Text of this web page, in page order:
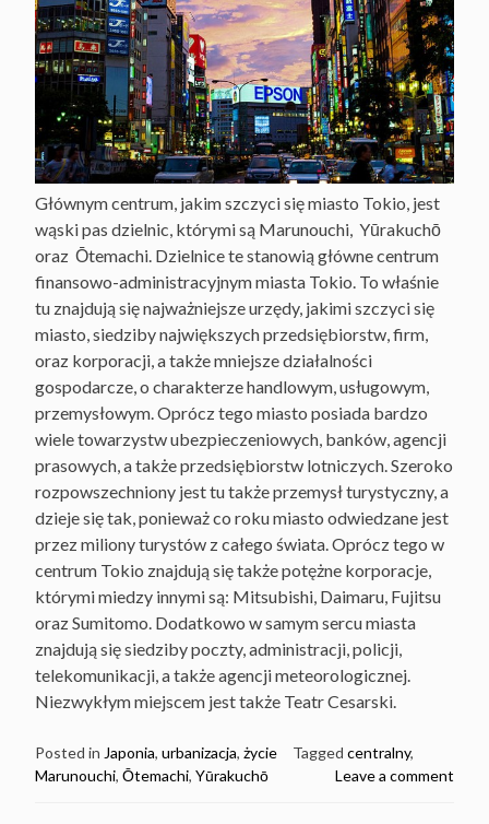
Głównym centrum, jakim szczyci się miasto Tokio, jest
wąski pas dzielnic, którymi są Marunouchi, Yūrakuchō
oraz Ōtemachi. Dzielnice te stanowią główne centrum
finansowo-administracyjnym miasta Tokio. To właśnie
tu znajdują się najważniejsze urzędy, jakimi szczyci się
miasto, siedziby największych przedsiębiorstw, firm,
oraz korporacji, a także mniejsze działalności
gospodarcze, o charakterze handlowym, usługowym,
przemysłowym. Oprócz tego miasto posiada bardzo
wiele towarzystw ubezpieczeniowych, banków, agencji
prasowych, a także przedsiębiorstw lotniczych. Szeroko
rozpowszechniony jest tu także przemysł turystyczny, a
dzieje się tak, ponieważ co roku miasto odwiedzane jest
przez miliony turystów z całego świata. Oprócz tego w
centrum Tokio znajdują się także potężne korporacje,
którymi miedzy innymi są: Mitsubishi, Daimaru, Fujitsu
oraz Sumitomo. Dodatkowo w samym sercu miasta
znajdują się siedziby poczty, administracji, policji,
telekomunikacji, a także agencji meteorologicznej.
Niezwykłym miejscem jest także Teatr Cesarski.
Posted in Japonia, urbanizacja, życie Tagged centralny,
Marunouchi, Ōtemachi, Yūrakuchō Leave a comment